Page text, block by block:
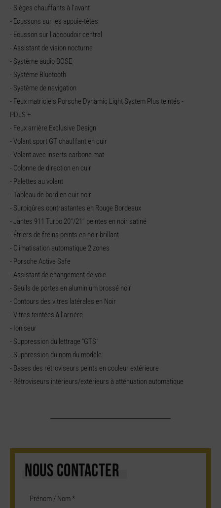
- Sièges chauffants à l'avant
- Ecussons sur les appuie-têtes
- Ecusson sur l'accoudoir central
- Assistant de vision nocturne
- Système audio BOSE
- Système Bluetooth
- Système de navigation
- Feux matriciels Porsche Dynamic Light System Plus teintés -
PDLS +
- Feux arrière Exclusive Design
- Volant sport GT chauffant en cuir
- Volant avec inserts carbone mat
- Colonne de direction en cuir
- Palettes au volant
- Tableau de bord en cuir noir
- Surpiqûres contrastantes en Rouge Bordeaux
- Jantes 911 Turbo 20''/21’’ peintes en noir satiné
- Étriers de freins peints en noir brillant
- Climatisation automatique 2 zones
- Porsche Active Safe
- Assistant de changement de voie
- Seuils de portes en aluminium brossé noir
- Contours des vitres latérales en Noir
- Vitres teintées à l'arrière
- Ioniseur
- Suppression du lettrage "GTS"
- Suppression du nom du modèle
- Bases des rétroviseurs peints en couleur extérieure
- Rétroviseurs intérieurs/extérieurs à atténuation automatique
NOUS CONTACTER